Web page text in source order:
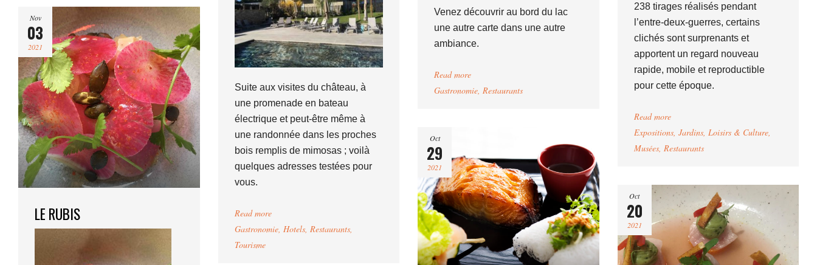
Venez découvrir au bord du lac
une autre carte dans une autre
ambiance.
Read more
Gastronomie Restaurants
238 tirages réalisés pendant
l’entre-deux-guerres, certains
clichés sont surprenants et
apportent un regard nouveau
rapide, mobile et reproductible
pour cette époque.
Read more
Expositions, Jardins, Loisirs & Culture,
Musées, Restaurants
Suite aux visites du château, à
une promenade en bateau
électrique et peut-être même à
une randonnée dans les proches
bois remplis de mimosas ; voilà
quelques adresses testées pour
vous.
Read more
Gastronomie, Hotels, Restaurants,
Tourisme
Nov
03
2021
LE RUBIS
Oct
29
2021
Oct
20
2021